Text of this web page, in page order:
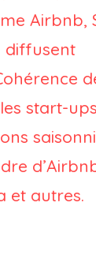
Airbnb,
diffusent
start-
et autres.